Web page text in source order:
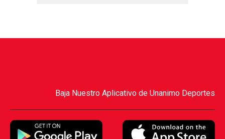
Baja Nuestro Aplicativo de Unanimo Deportes